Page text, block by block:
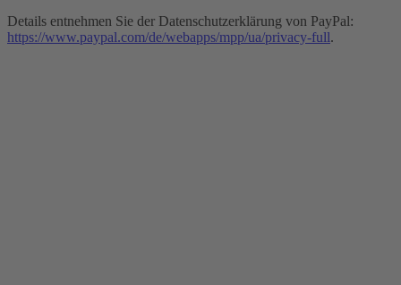
Details entnehmen Sie der Datenschutzerklärung von PayPal:
https://www.paypal.com/de/webapps/mpp/ua/privacy-full.